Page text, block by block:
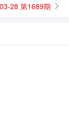
28 第1689期